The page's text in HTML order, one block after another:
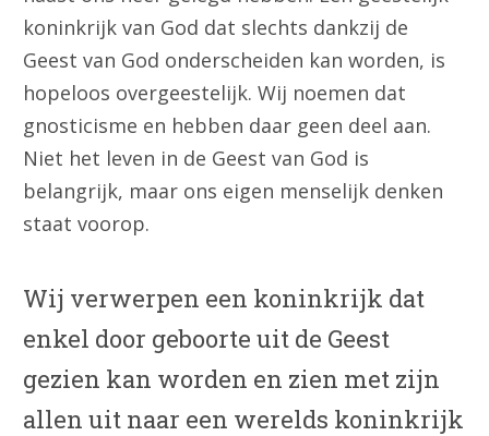
koninkrijk van God dat slechts dankzij de
Geest van God onderscheiden kan worden, is
hopeloos overgeestelijk. Wij noemen dat
gnosticisme en hebben daar geen deel aan.
Niet het leven in de Geest van God is
belangrijk, maar ons eigen menselijk denken
staat voorop.
Wij verwerpen een koninkrijk dat
enkel door geboorte uit de Geest
gezien kan worden en zien met zijn
allen uit naar een werelds koninkrijk